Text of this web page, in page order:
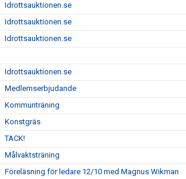
Idrottsauktionen.se
Idrottsauktionen.se
Idrottsauktionen.se
Idrottsauktionen.se
Medlemserbjudande
Kommunträning
Konstgräs
TACK!
Målvaktsträning
Föreläsning för ledare 12/10 med Magnus Wikman